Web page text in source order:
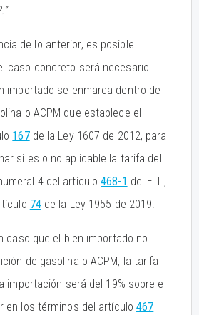
de lo anterior, es posible
caso concreto será necesario
importado se enmarca dentro de
o ACPM que establece el
167de la Ley 1607 de 2012, para
si es o no aplicable la tarifa del
4 del artículo468-1 del E.T.,
74de la Ley 1955 de 2019.
caso que el bien importado no
de gasolina o ACPM, la tarifa
importación será del 19% sobre el
en los términos del artículo467